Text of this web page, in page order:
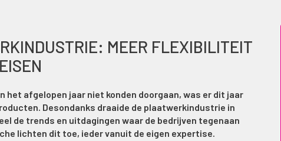
MEER FLEXIBILITEIT
het afgelopen jaar niet konden doorgaan, was er dit jaar
Desondanks draaide de plaatwerkindustrie in
de trends en uitdagingen waar de bedrijven tegenaan
lichten dit toe, ieder vanuit de eigen expertise.